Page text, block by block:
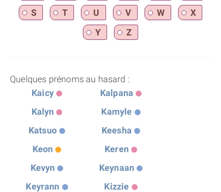
S
T U V W
X
Y
Z
Quelques prénoms au hasard :
Kaicy
Kalpana
Kalyn
Kamyle
Katsuo
Keesha
Keon
Keren
Kevyn
Keynaan
Keyrann
Kizzie